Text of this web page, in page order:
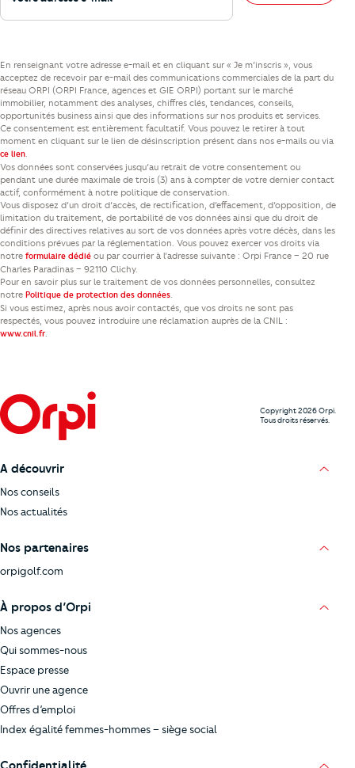
En renseignant votre adresse e-mail et en cliquant sur « Je m’inscris », vous
acceptez de recevoir par e-mail des communications commerciales de la part du
réseau ORPI (ORPI France, agences et GIE ORPI) portant sur le marché
immobilier, notamment des analyses, chiffres clés, tendances, conseils,
opportunités business ainsi que des informations sur nos produits et services.
Ce consentement est entièrement facultatif. Vous pouvez le retirer à tout
moment en cliquant sur le lien de désinscription présent dans nos e-mails ou via
ce lien.
Vos données sont conservées jusqu’au retrait de votre consentement ou
pendant une durée maximale de trois (3) ans à compter de votre dernier contact
actif, conformément à notre politique de conservation.
Vous disposez d’un droit d’accès, de rectification, d’effacement, d’opposition, de
limitation du traitement, de portabilité de vos données ainsi que du droit de
définir des directives relatives au sort de vos données après votre décès, dans les
conditions prévues par la réglementation. Vous pouvez exercer vos droits via
notre formulaire dédié ou par courrier à l’adresse suivante : Orpi France – 20 rue
Charles Paradinas – 92110 Clichy.
Pour en savoir plus sur le traitement de vos données personnelles, consultez
notre Politique de protection des données.
Si vous estimez, après nous avoir contactés, que vos droits ne sont pas
respectés, vous pouvez introduire une réclamation auprès de la CNIL :
www.cnil.fr.
Copyright 2026 Orpi.
Tous droits réservés.
A découvrir
Nos conseils
Nos actualités
Nos partenaires
orpigolf.com
À propos d’Orpi
Nos agences
Qui sommes-nous
Espace presse
Ouvrir une agence
Offres d’emploi
Index égalité femmes-hommes – siège social